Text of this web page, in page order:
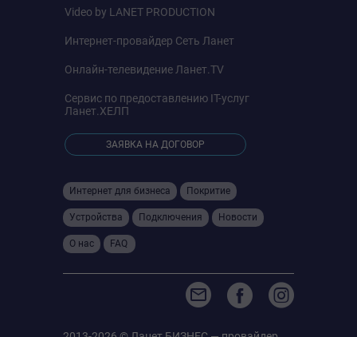
Интернет для бизнеса Покритие
Устройства Подключения Новости
О нас FAQ
Video by LANET PRODUCTION
Интернет-провайдер Сеть Ланет
Онлайн-телевидение Ланет.TV
Сервис по предоставлению IT-услуг
Ланет.ХЕЛП
ЗАЯВКА НА ДОГОВОР